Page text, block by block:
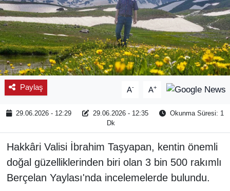
Paylaş A- A+
29.06.2026 - 12:29 29.06.2026 - 12:35
Okunma Süresi: 1
Dk
Hakkâri Valisi İbrahim Taşyapan, kentin önemli
doğal güzelliklerinden biri olan 3 bin 500 rakımlı
Berçelan Yaylası'nda incelemelerde bulundu.
MAGAZİN